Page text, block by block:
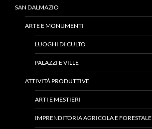
SAN DALMAZIO
ARTE E MONUMENTI
LUOGHI DI CULTO
PALAZZI E VILLE
ATTIVITÀ PRODUTTIVE
ARTI E MESTIERI
IMPRENDITORIA AGRICOLA E FORESTALE